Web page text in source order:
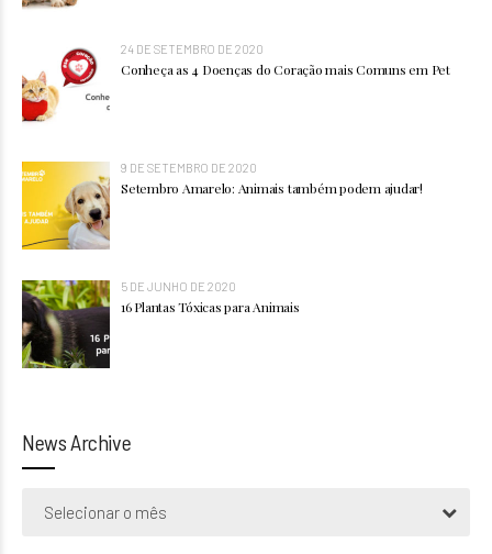
24 DE SETEMBRO DE 2020
Conheça as 4 Doenças do Coração mais Comuns em Pet
9 DE SETEMBRO DE 2020
Setembro Amarelo: Animais também podem ajudar!
5 DE JUNHO DE 2020
16 Plantas Tóxicas para Animais
News Archive
Selecionar o mês